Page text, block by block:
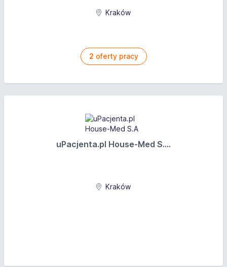
Kraków
2 oferty pracy
uPacjenta.pl House-Med S....
Kraków